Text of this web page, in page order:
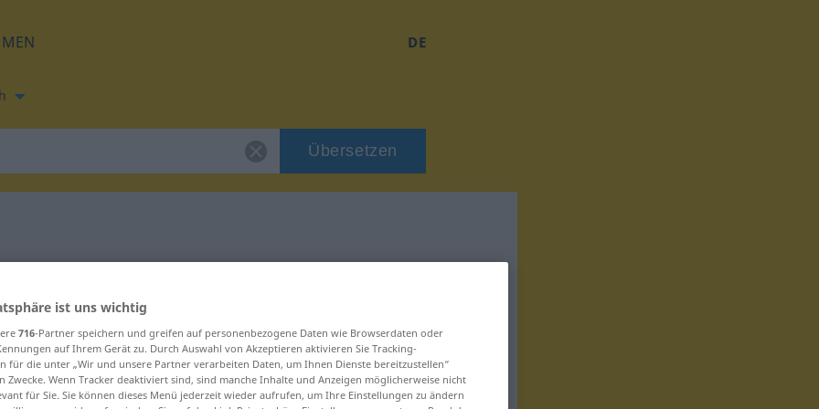
DE
Übersetzen
für "oft"
ist uns wichtig
716-Partner speichern und greifen auf personenbezogene Daten wie Browserdaten oder
auf Ihrem Gerät zu. Durch Auswahl von Akzeptieren aktivieren Sie Tracking-
für die unter „Wir und unsere Partner verarbeiten Daten, um Ihnen Dienste bereitzustellen“
Zwecke. Wenn Tracker deaktiviert sind, sind manche Inhalte und Anzeigen möglicherweise nicht
für Sie. Sie können dieses Menü jederzeit wieder aufrufen, um Ihre Einstellungen zu ändern